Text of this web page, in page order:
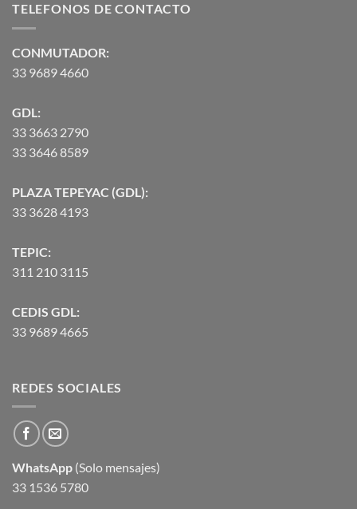
TELEFONOS DE CONTACTO
CONMUTADOR:
33 9689 4660
GDL:
33 3663 2790
33 3646 8589
PLAZA TEPEYAC (GDL):
33 3628 4193
TEPIC:
311 210 3115
CEDIS GDL:
33 9689 4665
REDES SOCIALES
WhatsApp (Solo mensajes)
33 1536 5780